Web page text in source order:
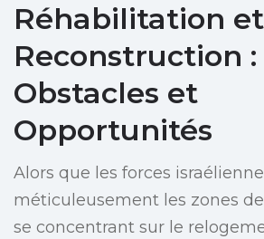
Réhabilitation et
Reconstruction :
Obstacles et
Opportunités
Alors que les forces
méticuleusement les zones
se concentrant sur le